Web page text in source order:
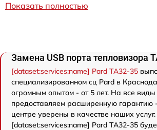
Показать полностью
Замена USB порта тепловизора
[dataset:services:name] Pard TA32-35
специализированном сц Pard в
огромным опытом - от 5 лет. На все виды
предоставляем расширенную гарантию
центре уверены в качестве наших услуг.
[dataset:services:name] Pard TA32-35